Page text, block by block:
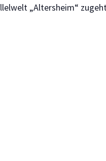
„Altersheim“